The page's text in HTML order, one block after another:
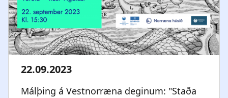
Málþing á Vestnorræna deginum: "Staða